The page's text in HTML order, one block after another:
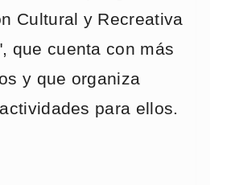
Cultural y Recreativa
que cuenta con más
y que organiza
para ellos.